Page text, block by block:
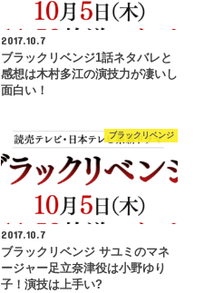
2017.10.7
ブラックリベンジ1話ネタバレと
感想は木村多江の演技力が凄いし
面白い！
ブラックリベンジ
2017.10.7
ブラックリベンジ サユミのマネ
ージャー足立奈津役は小野ゆり
子！演技は上手い?